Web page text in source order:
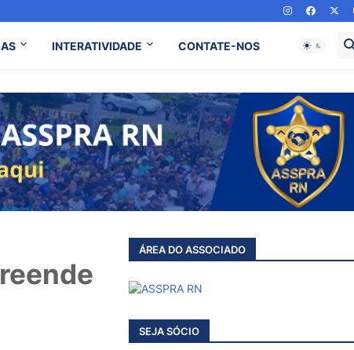
INTERATIVIDADE CONTATE-NOS
ÁREA DO ASSOCIADO
SEJA SÓCIO